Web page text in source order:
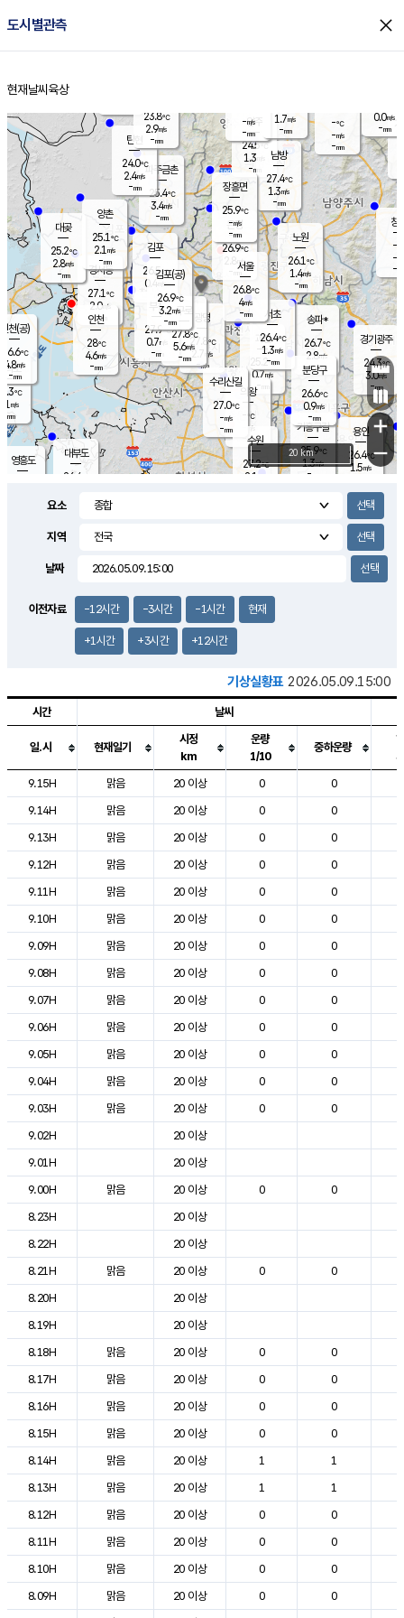
도시별관측 close
홈
현재날씨 육상
의도
℃
m/s
mm
영흥도
양주
24.5℃
1.3
-mm
과천
25.2℃
0.7m/s
- mm
용인
26.4℃
1.5m/s
경기광주
24.3℃
3.0m/s
-mm
2.3m/s
대부도
26.4
경서동
27.1℃
2.0m/s
-mm
파주금촌
25.4℃
3.4m/s
-mm
-℃
-m/s
-mm
대곶
25.2℃
2.8m/s
-mm
창
-
-m/
-
탄현
24.0℃
2.4m/s
-mm
0.0m/s
-mm
의왕
- ℃
m/s
mm
김포
26.5℃
0.4 m/s
mm
광명
27.8 ℃
2.7 m/s
-mm
부천
27.9℃
0.7m/s
-mm
양촌
25.1℃
2.1 m/s
-mm
구로
27.8℃
5.6m/s
-mm
은평
26.9℃
2.8 m/s
- mm
노원
26.1℃
1.4m/s
-mm
송파*
26.7℃
2.8m/s
-mm
서초
26.4℃
1.3m/s
-mm
남방
27.4℃
1.3m/s
-mm
기흥구갈
25.9℃
1.3m/s
-
수리산길
27.0℃
-m/s
-mm
분당구
26.6℃
0.9m/s
-mm
장흥면
25.9℃
-m/s
-mm
-m/s
-mm
인천(공)
26.6℃
4.8m/s
-mm
김포(공)
26.9℃
3.2m/s
-mm
수원
27.2℃
2.1 m/s
인천
28℃
4.6m/s
-mm
서울
26.8℃
4m/s
-mm
23.8℃
2.9m/s
-mm
1.7m/s
-mm
+
−
20 km
요소
지역
날짜
이전자료 -12시간 -3시간 -1시간 현재
+1시간 +3시간 +12시간
기상실황표 2026.05.09.15:00
도시별 기상실황표로 지점, 날씨, 기온, 강수, 바람, 기압등을 안내한 표입
시간 날씨
일.시 현재일기
시정
km
운량
1/10
중하운량
9.15H
맑음 20 이상 0 0
9.14H
맑음 20 이상 0 0
9.13H
맑음 20 이상 0 0
9.12H
맑음 20 이상 0 0
9.11H
맑음 20 이상 0 0
9.10H
맑음 20 이상 0 0
9.09H
맑음 20 이상 0 0
9.08H
맑음 20 이상 0 0
9.07H
맑음 20 이상 0 0
9.06H
맑음 20 이상 0 0
9.05H
맑음 20 이상 0 0
9.04H
맑음 20 이상 0 0
9.03H
맑음 20 이상 0 0
9.02H
20 이상
9.01H
20 이상
9.00H
맑음 20 이상 0 0
8.23H
20 이상
8.22H
20 이상
8.21H
맑음 20 이상 0 0
8.20H
20 이상
8.19H
20 이상
8.18H
맑음 20 이상 0 0
8.17H
맑음 20 이상 0 0
8.16H
맑음 20 이상 0 0
8.15H
맑음 20 이상 0 0
8.14H
맑음 20 이상 1 1
8.13H
맑음 20 이상 1 1
8.12H
맑음 20 이상 0 0
8.11H
맑음 20 이상 0 0
8.10H
맑음 20 이상 0 0
8.09H
맑음 20 이상 0 0